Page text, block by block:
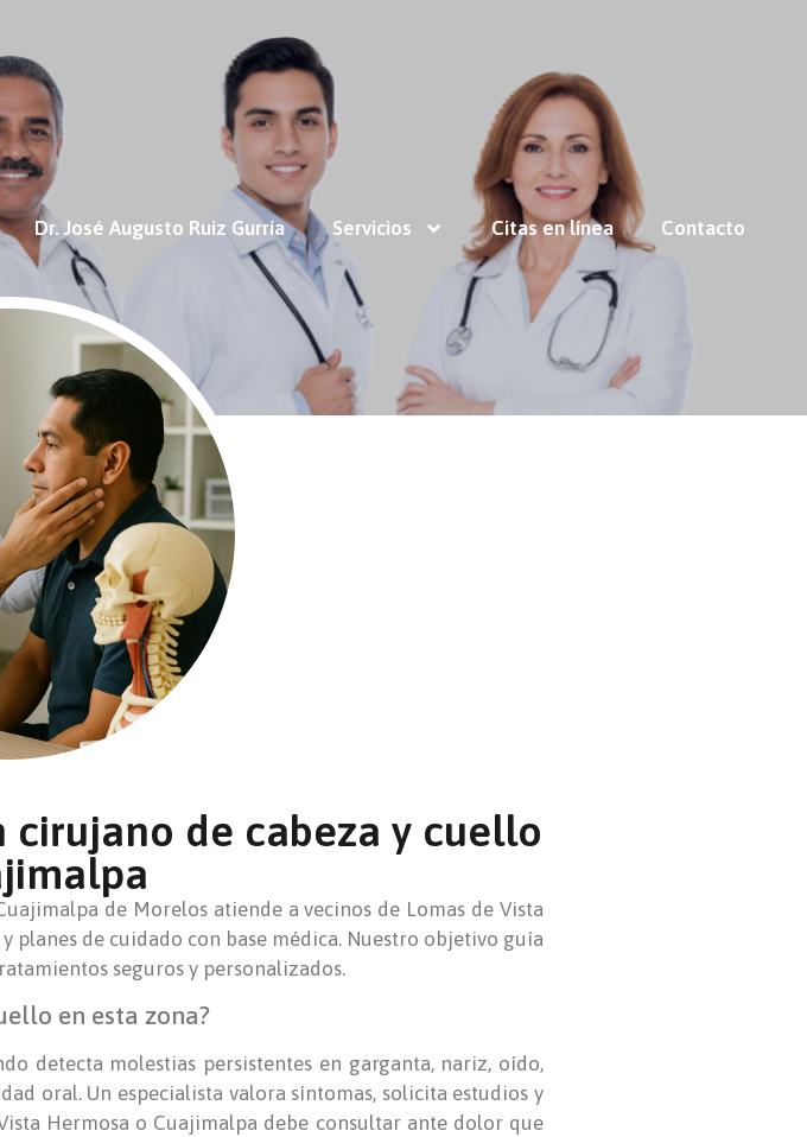
Dr. José Augusto Ruiz Gurría Servicios Citas en línea Contacto
de cabeza y cuello
de Morelos atiende a vecinos de Lomas de Vista
planes de cuidado con base médica. Nuestro objetivo guía
seguros y personalizados.
en esta zona?
detecta molestias persistentes en garganta, nariz, oído,
oral. Un especialista valora síntomas, solicita estudios y
Hermosa o Cuajimalpa debe consultar ante dolor que